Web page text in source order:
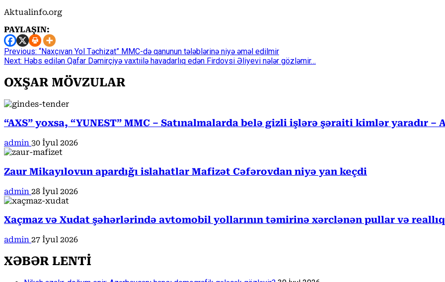
Aktualinfo.org
PAYLAŞIN:
Continue
Reading
Previous: “Naxçıvan Yol Təchizat” MMC-də qanunun tələblərinə niyə əməl edilmir
Next: Həbs edilən Qafar Dəmirçiyə vaxtıilə havadarlıq edən Firdovsi Əliyevi nələr gözləmir…
OXŞAR MÖVZULAR
“AXS” yoxsa, “YUNEST” MMC – Satınalmalarda belə gizli işlərə şəraiti kimlər yaradır
admin 30 İyul 2026
Zaur Mikayılovun apardığı islahatlar Mafizət Cəfərovdan niyə yan keçdi
admin 28 İyul 2026
Xaçmaz və Xudat şəhərlərində avtomobil yollarının təmirinə xərclənən pullar və
admin 27 İyul 2026
XƏBƏR LENTİ